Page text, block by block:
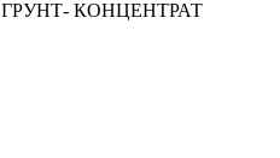
ГРУНТ- КОНЦЕНТРАТ